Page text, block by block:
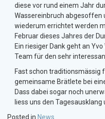
diese vor rund einem Jahr
Wassereinbruch abgesoffen
wiederum errichtet werden
Februar dieses Jahres der
Ein riesiger Dank geht an
Team für den sehr
Fast schon traditionsmässig
gemeinsame Brätlete bei
Dass dabei sogar noch
liess uns den
Posted in News